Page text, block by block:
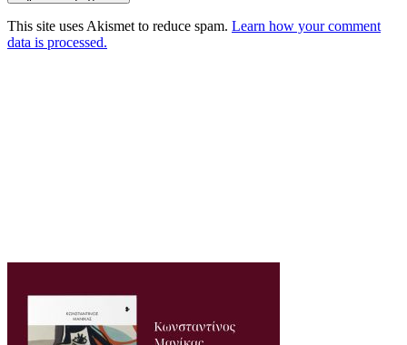
This site uses Akismet to reduce spam. Learn how your comment
data is processed.